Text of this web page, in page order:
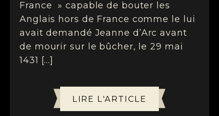
France » capable de bouter les
Anglais hors de France comme le lui
avait demandé Jeanne d’Arc avant
de mourir sur le bûcher, le 29 mai
1431 […]
LIRE L'ARTICLE